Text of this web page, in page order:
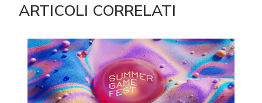
ARTICOLI CORRELATI